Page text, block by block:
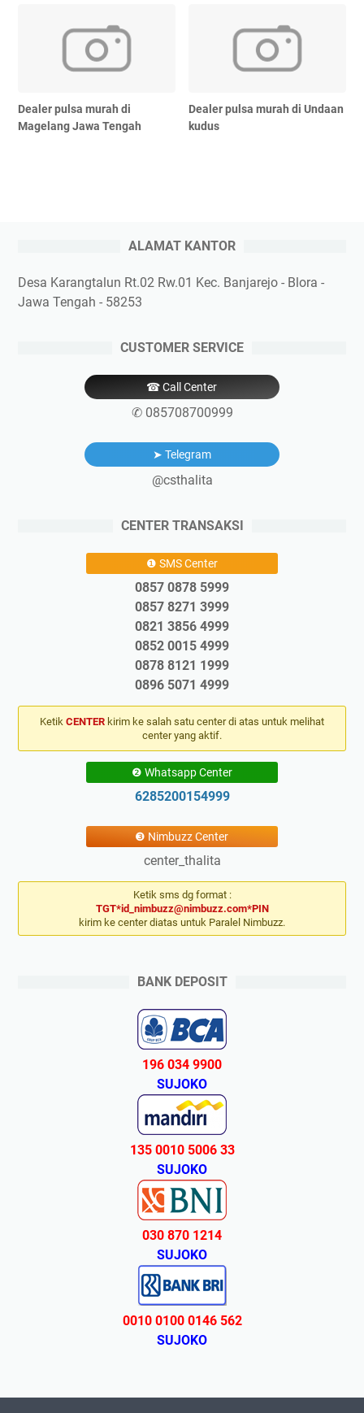
Dealer pulsa murah di
Magelang Jawa Tengah
Dealer pulsa murah di Undaan
kudus
ALAMAT KANTOR
Desa Karangtalun Rt.02 Rw.01 Kec. Banjarejo - Blora -
Jawa Tengah - 58253
CUSTOMER SERVICE
☎ Call Center
✆ 085708700999
➤ Telegram
@csthalita
CENTER TRANSAKSI
❶ SMS Center
0857 0878 5999
0857 8271 3999
0821 3856 4999
0852 0015 4999
0878 8121 1999
0896 5071 4999
Ketik CENTER kirim ke salah satu center di atas untuk melihat
center yang aktif.
❷ Whatsapp Center
6285200154999
❸ Nimbuzz Center
center_thalita
Ketik sms dg format :
TGT*id_nimbuzz@nimbuzz.com*PIN
kirim ke center diatas untuk Paralel Nimbuzz.
BANK DEPOSIT
196 034 9900
SUJOKO
135 0010 5006 33
SUJOKO
030 870 1214
SUJOKO
0010 0100 0146 562
SUJOKO